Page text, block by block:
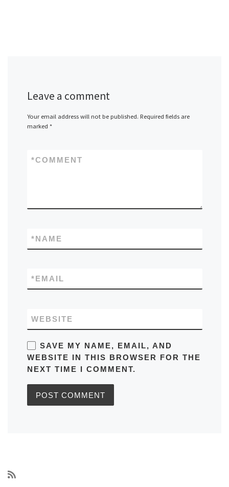
Leave a comment
Your email address will not be published. Required fields are
marked *
COMMENT
*
NAME
*
EMAIL
*
WEBSITE
SAVE MY NAME, EMAIL, AND
WEBSITE IN THIS BROWSER FOR THE
NEXT TIME I COMMENT.